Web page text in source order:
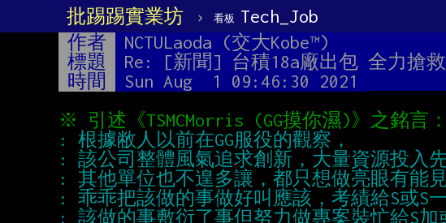
批踢踢實業坊 › 看板 Tech_Job
作者 NCTULaoda (交大Kobe™)
標題
Re: [新聞] 台積18a廠出包 全力搶救
時間
Sun Aug  1 09:46:30 2021